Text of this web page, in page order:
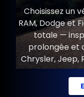
Choisissez un
RAM, Dodge et
totale —
prolongée et
Chrysler, Jeep,